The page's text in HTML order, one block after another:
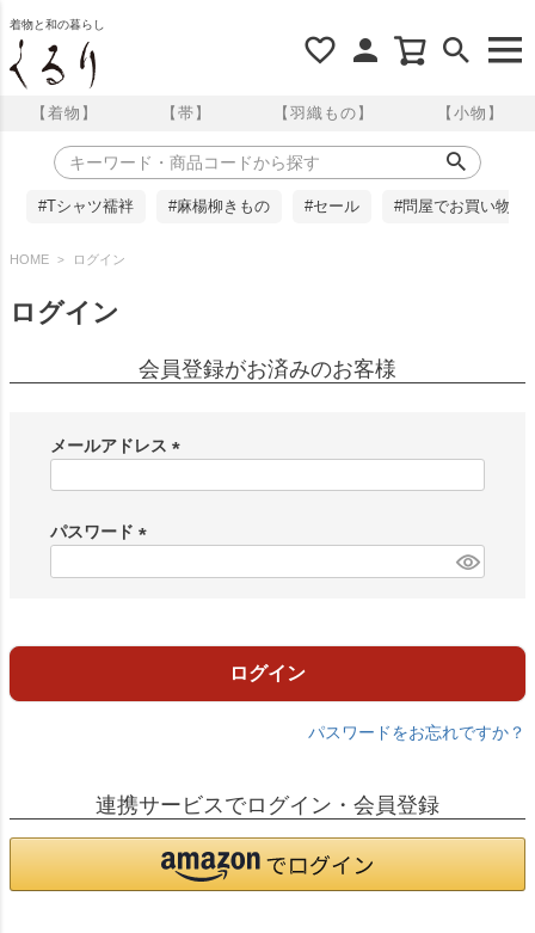
着物と和の暮らし
【着物】 【帯】 【羽織もの】 【小物】
#Tシャツ襦袢 #麻楊柳きもの #セール #問屋でお買い物
HOME ログイン
ログイン
会員登録がお済みのお客様
メールアドレス
)
パスワード
ログイン
パスワードをお忘れですか？
連携サービスでログイン・会員登録